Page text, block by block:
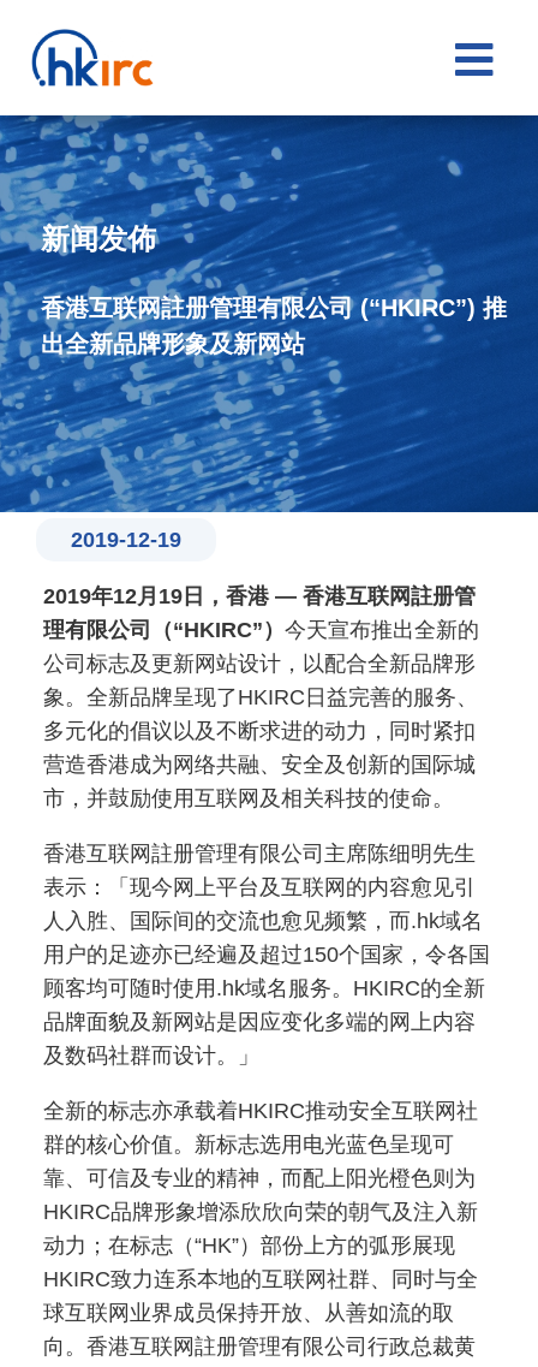

新闻发佈
香港互联网註册管理有限公司 (“HKIRC”) 推
出全新品牌形象及新网站
2019-12-19
2019年12月 19 日，香港 — 香港互联网註册管
理有限公司（“HKIRC”） 今天宣布推出全新的
公司标志及更新网站设计，以配合全新品牌形
象。全新品牌呈现了HKIRC日益完善的服务、
多元化的倡议以及不断求进的动力，同时紧扣
营造香港成为网络共融、安全及创新的国际城
市，并鼓励使用互联网及相关科技的使命。
香港互联网註册管理有限公司主席陈细明先生
表示：「现今网上平台及互联网的内容愈见引
人入胜、国际间的交流也愈见频繁，而.hk域名
用户的足迹亦已经遍及超过150个国家，令各国
顾客均可随时使用.hk域名服务。HKIRC的全新
品牌面貌及新网站是因应变化多端的网上内容
及数码社群而设计。」
全新的标志亦承载着HKIRC推动安全互联网社
群的核心价值。新标志选用电光蓝色呈现可
靠、可信及专业的精神，而配上阳光橙色则为
HKIRC品牌形象增添欣欣向荣的朝气及注入新
动力；在标志（“HK”）部份上方的弧形展现
HKIRC致力连系本地的互联网社群、同时与全
球互联网业界成员保持开放、从善如流的取
向。香港互联网註册管理有限公司行政总裁黄